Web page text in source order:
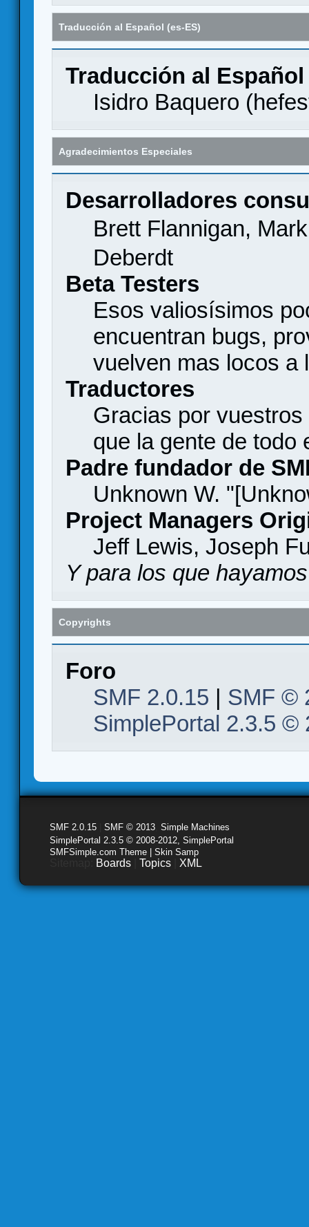
Traducción al Español (es-ES)
Traducción al Español
Isidro Baquero (
Agradecimientos Especiales
Desarrolladores
Brett Flannigan,
Deberdt
Beta Testers
Esos valiosísimos
encuentran bugs,
vuelven mas locos a
Traductores
Gracias por
que la gente de todo
Padre fundador de
Unknown W.
Project Managers
Jeff Lewis, Joseph
Y para los que
Copyrights
Foro
SMF 2.0.15 | SMF ©
SimplePortal 2.3.5 ©
SMF 2.0.15 SMF © 2013 Simple Machines
SimplePortal 2.3.5 © 2008-2012, SimplePortal
SMFSimple.com Theme | Skin Samp
Boards Topics XML